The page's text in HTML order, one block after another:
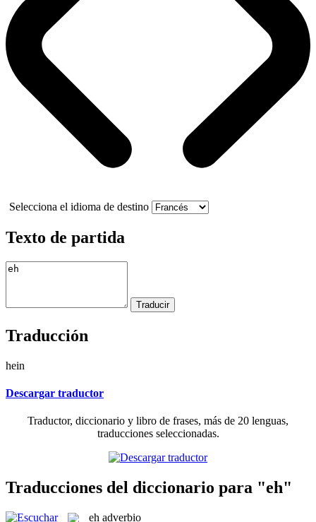
Selecciona el idioma de destino
Texto de partida
Traducción
hein
Descargar traductor
Traductor, diccionario y libro de frases, más de 20 lenguas,
traducciones seleccionadas.
Traducciones del diccionario para "eh"
eh adverbio